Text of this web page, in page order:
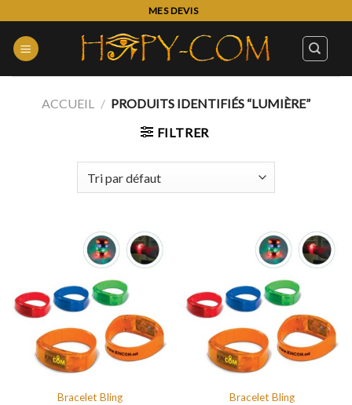
content
MES DEVIS
ACCUEIL / PRODUITS IDENTIFIÉS “LUMIÈRE”
FILTRER
Bracelet Bling Bracelet Bling